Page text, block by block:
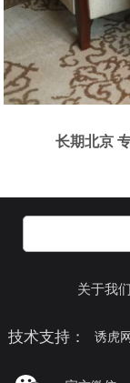
长期北京
关于我们
技术支持： 诱虎